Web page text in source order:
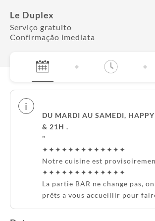
Le Duplex
Serviço gratuito
Confirmação imediata
i
DU MARDI AU SAMEDI,
& 21H .
"
✦✦✦✦✦✦✦✦✦✦✦✦✦
Notre cuisine est
✦✦✦✦✦✦✦✦✦✦✦✦✦
La partie BAR ne change pas,
prêts a vous accueillir pour